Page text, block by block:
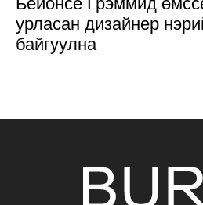
урласан дизайнер
байгуулна